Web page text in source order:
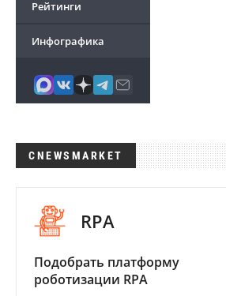
Рейтинги
Инфографика
CNEWSMARKET
RPA
Подобрать платформу
роботизации RPA